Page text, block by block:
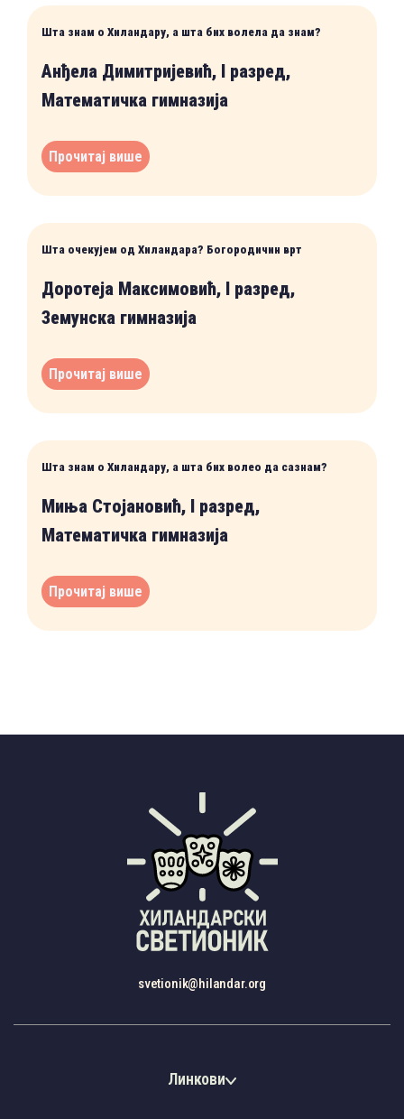
Шта знам о Хиландару, а шта бих волела да знам?
Анђела Димитријевић, I разред,
Математичка гимназија
Прочитај више
Шта очекујем од Хиландара? Богородичин врт
Доротеја Максимовић, I разред,
Земунска гимназија
Прочитај више
Шта знам о Хиландару, а шта бих волео да сазнам?
Миња Стојановић, I разред,
Математичка гимназија
Прочитај више
svetionik@hilandar.org
Линкови